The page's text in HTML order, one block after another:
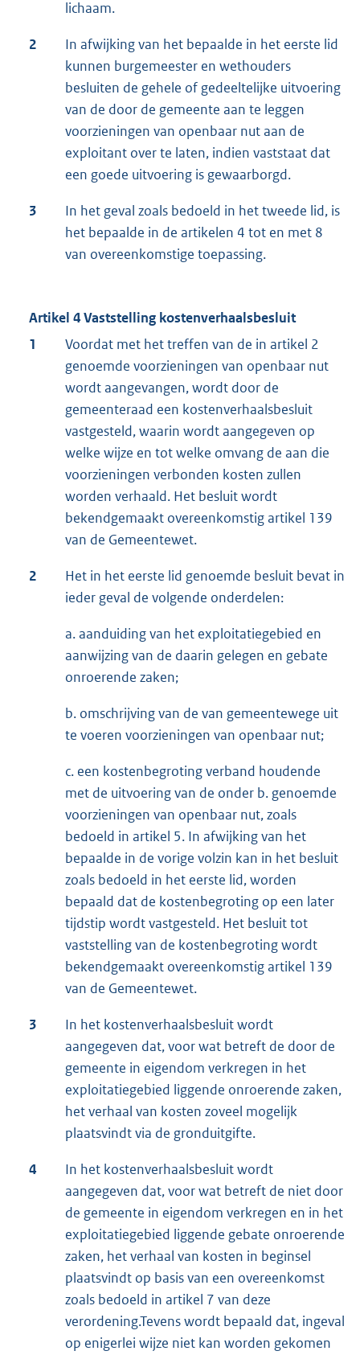
lichaam.
2
In afwijking van het bepaalde in het eerste lid
kunnen burgemeester en wethouders
besluiten de gehele of gedeeltelijke uitvoering
van de door de gemeente aan te leggen
voorzieningen van openbaar nut aan de
exploitant over te laten, indien vaststaat dat
een goede uitvoering is gewaarborgd.
3
In het geval zoals bedoeld in het tweede lid, is
het bepaalde in de artikelen 4 tot en met 8
van overeenkomstige toepassing.
Artikel 4 Vaststelling kostenverhaalsbesluit
1
Voordat met het treffen van de in artikel 2
genoemde voorzieningen van openbaar nut
wordt aangevangen, wordt door de
gemeenteraad een kostenverhaalsbesluit
vastgesteld, waarin wordt aangegeven op
welke wijze en tot welke omvang de aan die
voorzieningen verbonden kosten zullen
worden verhaald. Het besluit wordt
bekendgemaakt overeenkomstig artikel 139
van de Gemeentewet.
2
Het in het eerste lid genoemde besluit bevat in
ieder geval de volgende onderdelen:
a. aanduiding van het exploitatiegebied en
aanwijzing van de daarin gelegen en gebate
onroerende zaken;
b. omschrijving van de van gemeentewege uit
te voeren voorzieningen van openbaar nut;
c. een kostenbegroting verband houdende
met de uitvoering van de onder b. genoemde
voorzieningen van openbaar nut, zoals
bedoeld in artikel 5. In afwijking van het
bepaalde in de vorige volzin kan in het besluit
zoals bedoeld in het eerste lid, worden
bepaald dat de kostenbegroting op een later
tijdstip wordt vastgesteld. Het besluit tot
vaststelling van de kostenbegroting wordt
bekendgemaakt overeenkomstig artikel 139
van de Gemeentewet.
3
In het kostenverhaalsbesluit wordt
aangegeven dat, voor wat betreft de door de
gemeente in eigendom verkregen in het
exploitatiegebied liggende onroerende zaken,
het verhaal van kosten zoveel mogelijk
plaatsvindt via de gronduitgifte.
4
In het kostenverhaalsbesluit wordt
aangegeven dat, voor wat betreft de niet door
de gemeente in eigendom verkregen en in het
exploitatiegebied liggende gebate onroerende
zaken, het verhaal van kosten in beginsel
plaatsvindt op basis van een overeenkomst
zoals bedoeld in artikel 7 van deze
verordening.Tevens wordt bepaald dat, ingeval
op enigerlei wijze niet kan worden gekomen